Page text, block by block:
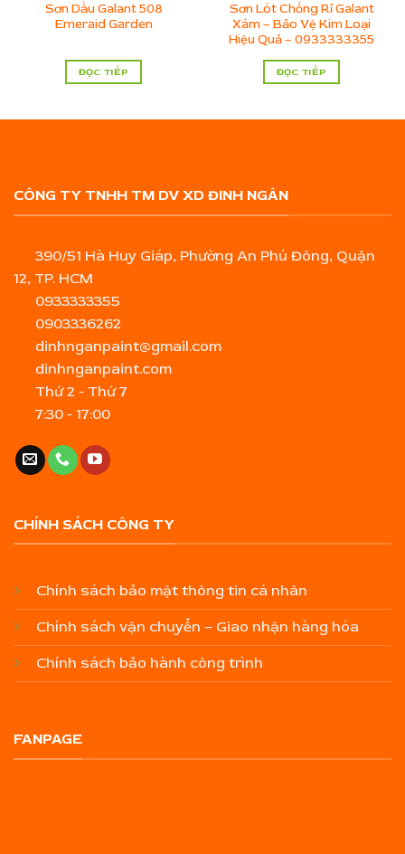
Sơn Dầu Galant 508
Emeraid Garden
ĐỌC TIẾP
Sơn Lót Chống Rỉ Galant
Xám – Bảo Vệ Kim Loại
Hiệu Quả – 0933333355
ĐỌC TIẾP
CÔNG TY TNHH TM DV XD ĐINH NGÂN
390/51 Hà Huy Giáp, Phường An Phú Đông, Quận
12, TP. HCM
0933333355
0903336262
dinhnganpaint@gmail.com
dinhnganpaint.com
Thứ 2 - Thứ 7
7:30 - 17:00
CHÍNH SÁCH CÔNG TY
Chính sách bảo mật thông tin cá nhân
Chính sách vận chuyển – Giao nhận hàng hóa
Chính sách bảo hành công trình
FANPAGE